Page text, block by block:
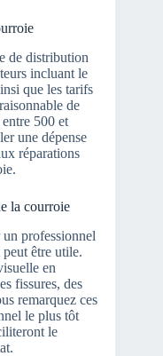
de distribution
incluant le
que les tarifs
de
500 et
une dépense
réparations
la courroie
professionnel
être utile.
en
fissures, des
remarquez ces
le plus tôt
le